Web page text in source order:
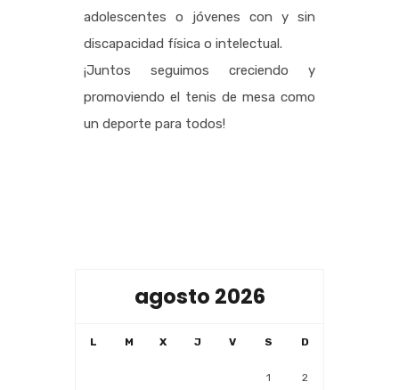
adolescentes o jóvenes con y sin
discapacidad física o intelectual.
¡Juntos seguimos creciendo y
promoviendo el tenis de mesa como
un deporte para todos!
agosto 2026
L M X J V S D
1 2